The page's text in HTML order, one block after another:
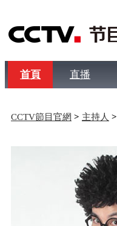
首頁 直播
綜合 新聞 財經
CCTV節目官網 > 主持人 >